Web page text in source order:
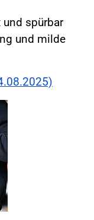
spürbar
und milde